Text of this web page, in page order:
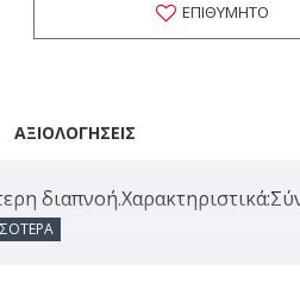
ΕΠΙΘΥΜΗΤΌ
ΑΞΙΟΛΟΓΗΣΕΙΣ